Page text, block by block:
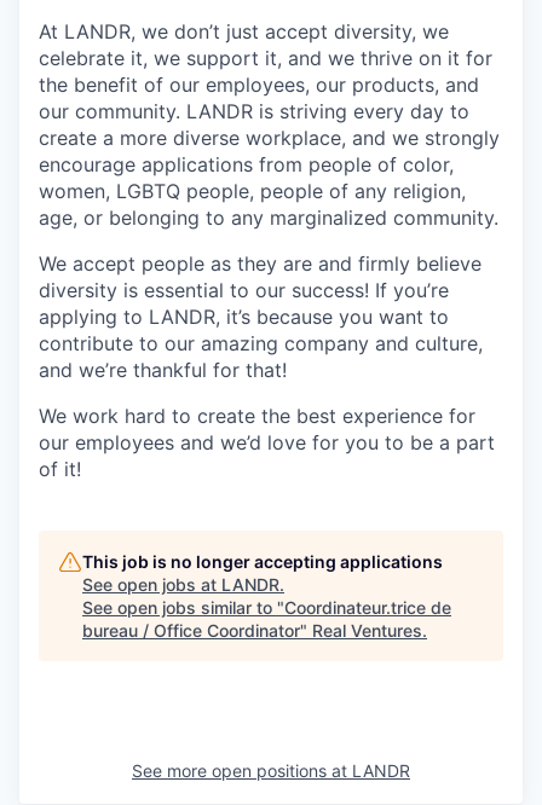
At LANDR, we don’t just accept diversity, we
celebrate it, we support it, and we thrive on it for
the benefit of our employees, our products, and
our community. LANDR is striving every day to
create a more diverse workplace, and we strongly
encourage applications from people of color,
women, LGBTQ people, people of any religion,
age, or belonging to any marginalized community.
We accept people as they are and firmly believe
diversity is essential to our success! If you’re
applying to LANDR, it’s because you want to
contribute to our amazing company and culture,
and we’re thankful for that!
We work hard to create the best experience for
our employees and we’d love for you to be a part
of it!
This job is no longer accepting applications
See open jobs at LANDR.
See open jobs similar to "Coordinateur.trice de
bureau / Office Coordinator" Real Ventures.
See more open positions at LANDR